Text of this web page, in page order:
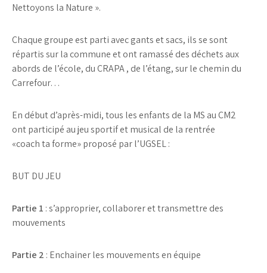
Nettoyons la Nature ».
Chaque groupe est parti avec gants et sacs, ils se sont
répartis sur la commune et ont ramassé des déchets aux
abords de l’école, du CRAPA , de l’étang, sur le chemin du
Carrefour…
En début d’après-midi, tous les enfants de la MS au CM2
ont participé au jeu sportif et musical de la rentrée
«coach ta forme» proposé par l’UGSEL :
BUT DU JEU
Partie 1 : s’approprier, collaborer et transmettre des
mouvements
Partie 2 : Enchainer les mouvements en équipe